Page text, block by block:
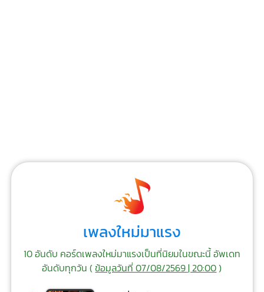
เพลงใหม่มาแรง
10 อันดับ คอร์ดเพลงใหม่มาแรงเป็นที่นิยมในขณะนี้ อัพเดท
อันดับทุกวัน (ข้อมูลวันที่ 07/08/2569 | 20:00)